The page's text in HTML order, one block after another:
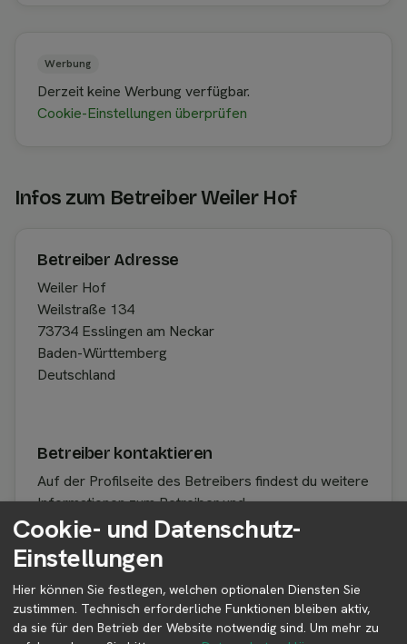
Werbung
Derzeit keine Werbung verfügbar.
Cookie-Einstellungen überprüfen
Infos zum Betreiber Weiler Hof
Betreiber Adresse
Weiler Hof
Weilstraße 134
73734 Esslingen am Neckar
Baden-Württemberg
Deutschland
Betreiber kontaktieren
Auf der Profilseite des Betreibers findest du weitere
Informationen zum Betreiber und
Kontaktmöglichkeiten.
👤︎ Profilseite
Cookie- und Datenschutz-
Einstellungen
Hier können Sie festlegen, welchen optionalen Diensten Sie
zustimmen. Technisch erforderliche Funktionen bleiben aktiv,
da sie für den Betrieb der Website notwendig sind. Um mehr zu